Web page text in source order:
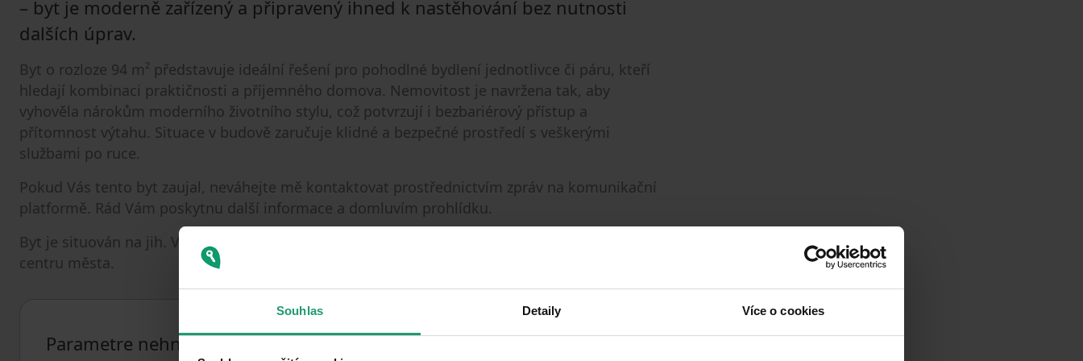
Souhlas Detaily Více o cookies
– byt je moderně zařízený a připravený ihned k nastěhování bez nutnosti
dalších úprav.
Byt o rozloze 94 m² představuje ideální řešení pro pohodlné bydlení jednotlivce či páru, kteří
hledají kombinaci praktičnosti a příjemného domova. Nemovitost je navržena tak, aby
vyhověla nárokům moderního životního stylu, což potvrzují i bezbariérový přístup a
přítomnost výtahu. Situace v budově zaručuje klidné a bezpečné prostředí s veškerými
službami po ruce.
Pokud Vás tento byt zaujal, neváhejte mě kontaktovat prostřednictvím zpráv na komunikační
platformě. Rád Vám poskytnu další informace a domluvím prohlídku.
Byt je situován na jih. V 1. patře se nachází posilovna sun city. Budova se nachází v úplném
centru města.
Parametre nehnuteľnosti